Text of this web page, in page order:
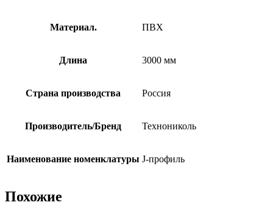
Материал. ПВХ
Длина 3000 мм
Страна производства Россия
Производитель/Бренд Технониколь
Наименование номенклатуры J-профиль
Похожие